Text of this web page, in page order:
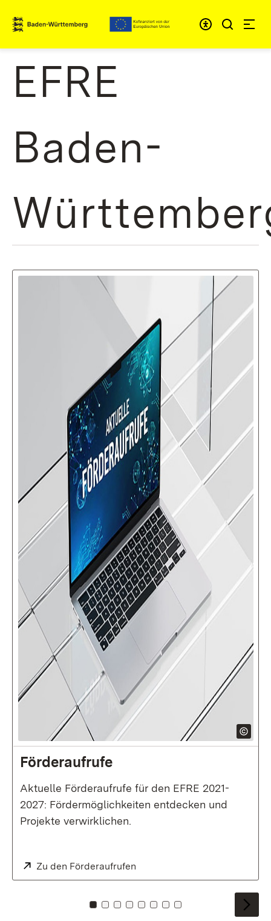
Zum Inhalt springen
Link zur Startseite
EFRE
Baden-
Förderaufrufe
Aktuelle Förderaufrufe für den EFRE 2021-
2027: Fördermöglichkeiten entdecken und
Projekte verwirklichen.
Extern:
Zu den Förderaufrufen
Zu Kachel: 0
Zu Kachel: 1
Zu Kachel: 2
Zu Kachel: 3
Zu Kachel: 4
Zu Kachel: 5
Zu Kachel: 6
Zu Kachel: 7